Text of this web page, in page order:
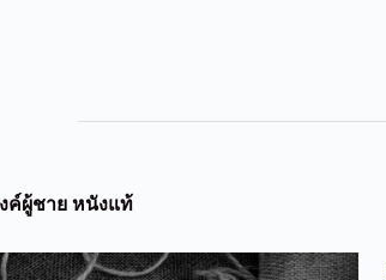
ค์ผู้ชาย หนังแท้